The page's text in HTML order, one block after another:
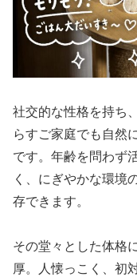
社交的な性格を持ち
らすご家庭でも自然
です。年齢を問わず
く、にぎやかな環境
存できます。
その堂々とした体格
厚。人懐っこく、初